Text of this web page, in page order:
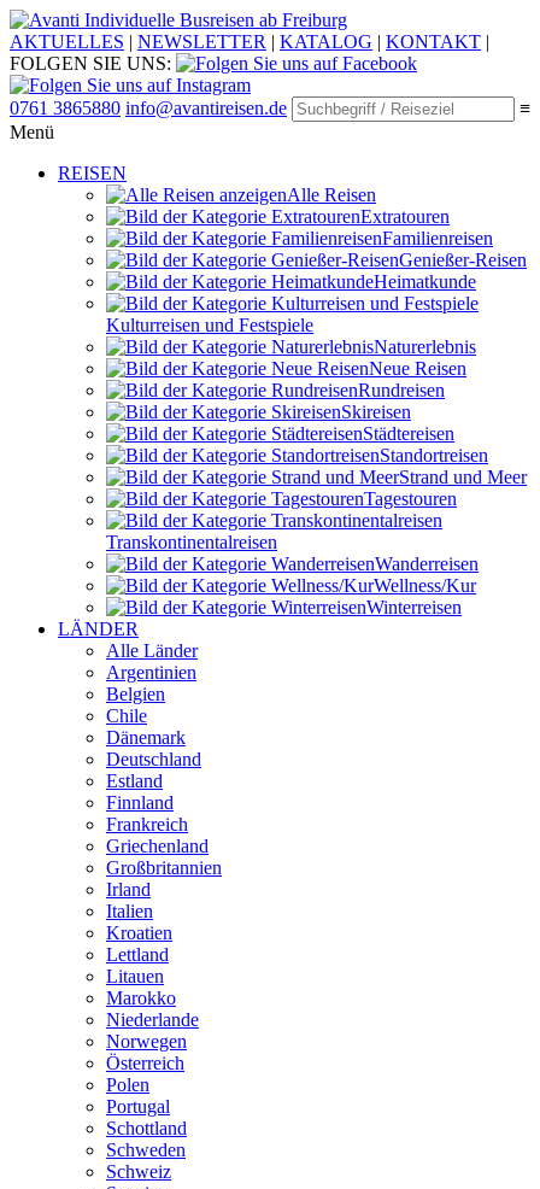
Individuelle Busreisen ab Freiburg
AKTUELLES | NEWSLETTER | KATALOG | KONTAKT |
FOLGEN SIE UNS:
0761 3865880 info@avantireisen.de
≡
Menü
REISEN
Alle Reisen
Extratouren
Familien­reisen
Genießer-Reisen
Heimatkunde
Kultur­reisen und Festspiele
Naturerlebnis
Neue Reisen
Rund­reisen
Ski­reisen
Städte­reisen
Standort­reisen
Strand und Meer
Tagestouren
Transkontinental­reisen
Wander­reisen
Wellness/Kur
Winter­reisen
LÄNDER
Alle Länder
Argentinien
Belgien
Chile
Dänemark
Deutschland
Estland
Finnland
Frankreich
Griechenland
Großbritannien
Irland
Italien
Kroatien
Lettland
Litauen
Marokko
Niederlande
Norwegen
Österreich
Polen
Portugal
Schottland
Schweden
Schweiz